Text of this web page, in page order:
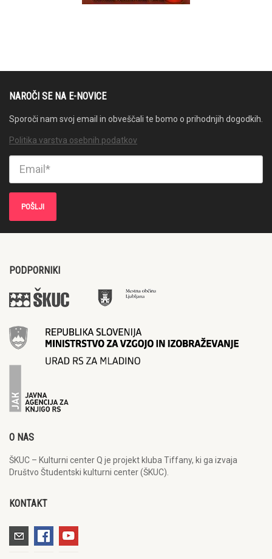
NAROČI SE NA E-NOVICE
Sporoči nam svoj email in obveščali te bomo o prihodnjih dogodkih.
Politika varstva osebnih podatkov
PODPORNIKI
O NAS
ŠKUC – Kulturni center Q je projekt kluba Tiffany, ki ga izvaja
Društvo Študentski kulturni center (ŠKUC).
KONTAKT